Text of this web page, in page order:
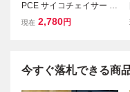
PCE サイコチェイサー H
uカードのみ レトロフリ
現在 2,780円
今すぐ落札できる商